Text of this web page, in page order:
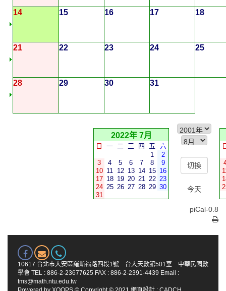
14 15 16 17 18
21 22 23 24 25
28 29 30 31
2022年 7月
日 一 二 三 四 五
六
1
2
3
4 5 6 7 8
9
10 11 12 13 14 15 16
17 18 19 20 21 22 23
24 25 26 27 28 29 30
31
今天
piCal-0.8
10617 台北市大安區羅斯福路四段1號 台大天數館501室 中華民國數
學會 TEL : 886-2-23677625 FAX : 886-2-2391-4439 Email :
tms@math.ntu.edu.tw